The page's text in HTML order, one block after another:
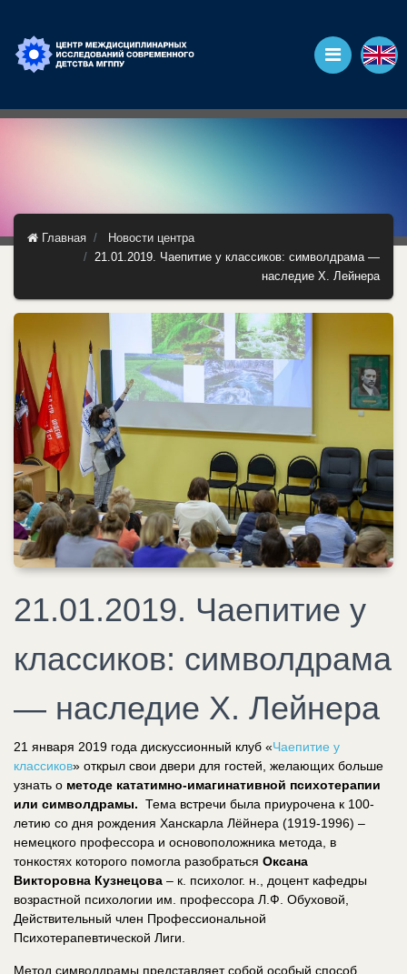
Главная
Новости центра
21.01.2019. Чаепитие у классиков: символдрама —
наследие Х. Лейнера
21.01.2019. Чаепитие у
классиков: символдрама
— наследие Х. Лейнера
21 января 2019 года дискуссионный клуб «Чаепитие у
классиков» открыл свои двери для гостей, желающих больше
узнать о методе кататимно-имагинативной психотерапии
или символдрамы. Тема встречи была приурочена к 100-
летию со дня рождения Ханскарла Лёйнера (1919-1996) –
немецкого профессора и основоположника метода, в
тонкостях которого помогла разобраться Оксана
Викторовна Кузнецова – к. психолог. н., доцент кафедры
возрастной психологии им. профессора Л.Ф. Обуховой,
Действительный член Профессиональной
Психотерапевтической Лиги.
Метод символдрамы представляет собой особый способ